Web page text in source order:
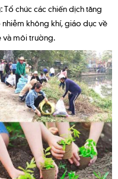
Tổ chức các chiến dịch tăng
không khí, giáo dục về
và môi trường.